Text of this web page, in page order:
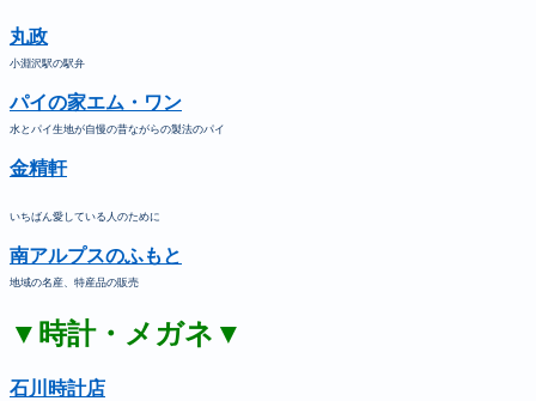
丸政
小淵沢駅の駅弁
パイの家エム・ワン
水とパイ生地が自慢の昔ながらの製法のパイ
金精軒
いちばん愛している人のために
南アルプスのふもと
地域の名産、特産品の販売
▼時計・メガネ▼
石川時計店